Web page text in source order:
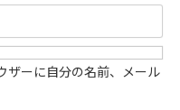
ザーに自分の名前、メール